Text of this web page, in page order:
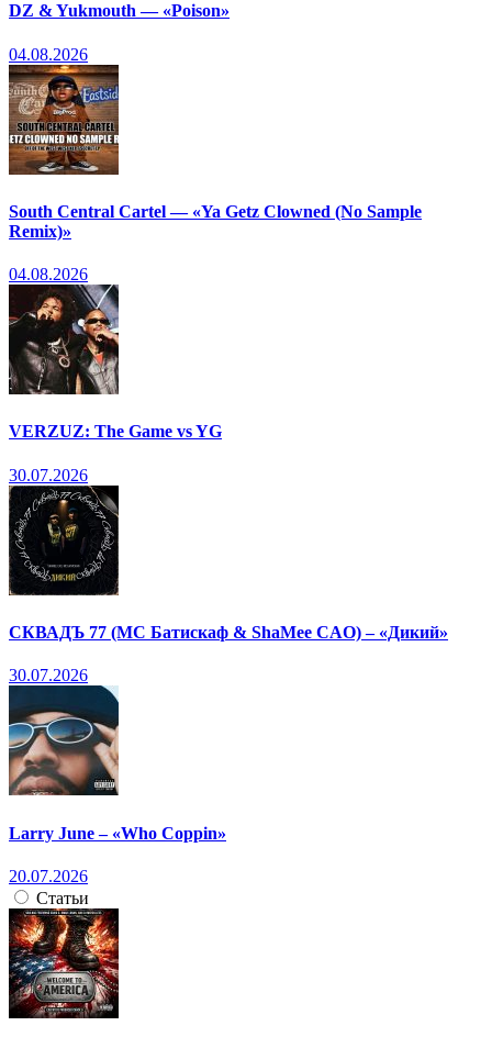
DZ & Yukmouth — «Poison»
04.08.2026
South Central Cartel — «Ya Getz Clowned (No Sample
Remix)»
04.08.2026
VERZUZ: The Game vs YG
30.07.2026
СКВАДЪ 77 (МС Батискаф & ShaMee CAO) – «Дикий»
30.07.2026
Larry June – «Who Coppin»
20.07.2026
Статьи